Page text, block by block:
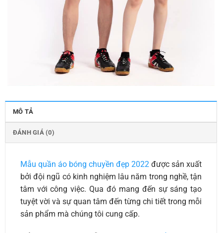
MÔ TẢ
ĐÁNH GIÁ (0)
Mẫu quần áo bóng chuyền đẹp 2022 được sản xuất
bởi đội ngũ có kinh nghiệm lâu năm trong nghề, tận
tâm với công việc. Qua đó mang đến sự sáng tạo
tuyệt vời và sự quan tâm đến từng chi tiết trong mỗi
sản phẩm mà chúng tôi cung cấp.